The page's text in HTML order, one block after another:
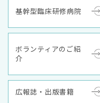
基幹型臨床研修病院
ボランティアのご紹
介
広報誌・出版書籍